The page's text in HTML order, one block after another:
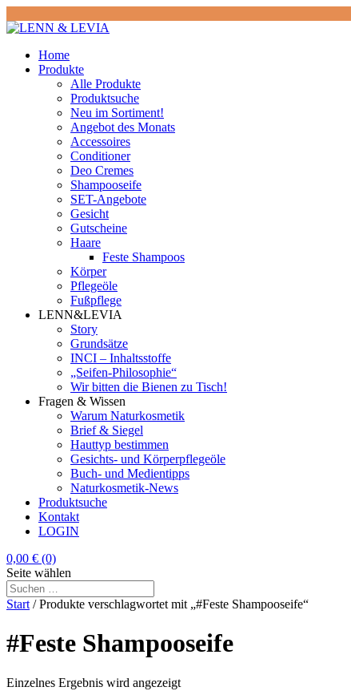
Home
Produkte
Alle Produkte
Produktsuche
Neu im Sortiment!
Angebot des Monats
Accessoires
Conditioner
Deo Cremes
Shampooseife
SET-Angebote
Gesicht
Gutscheine
Haare
Feste Shampoos
Körper
Pflegeöle
Fußpflege
LENN&LEVIA
Story
Grundsätze
INCI – Inhaltsstoffe
„Seifen-Philosophie“
Wir bitten die Bienen zu Tisch!
Fragen & Wissen
Warum Naturkosmetik
Brief & Siegel
Hauttyp bestimmen
Gesichts- und Körperpflegeöle
Buch- und Medientipps
Naturkosmetik-News
Produktsuche
Kontakt
LOGIN
0,00 € (0)
Seite wählen
Start / Produkte verschlagwortet mit „#Feste Shampooseife“
#Feste Shampooseife
Einzelnes Ergebnis wird angezeigt